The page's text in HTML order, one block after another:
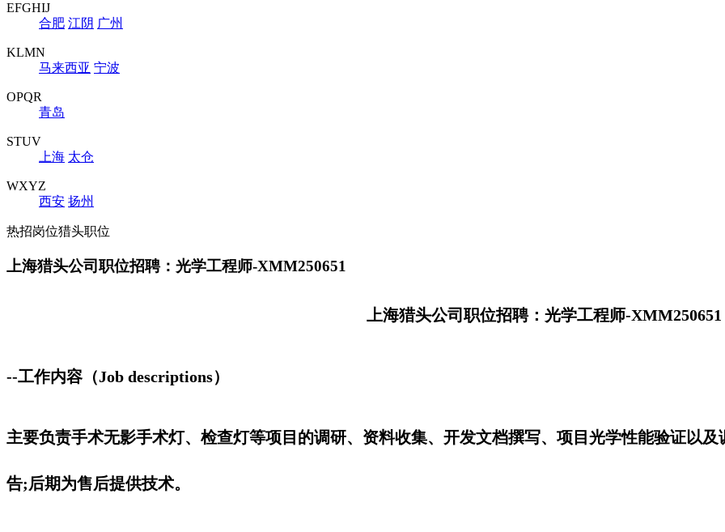
EFGHIJ
合肥 江阴 广州
KLMN
马来西亚 宁波
OPQR
青岛
STUV
上海 太仓
WXYZ
西安 扬州
热招岗位猎头职位
上海猎头公司职位招聘：光学工程师-XMM250651
上海猎头公司职位招聘：光学工程师-XMM250651
--工作内容（Job descriptions）
主要负责手术无影手术灯、检查灯等项目的调研、资料收集、开发文档撰写、项目光学性能验证以
告;后期为售后提供技术。